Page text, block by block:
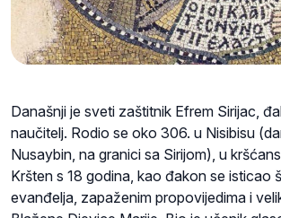
Današnji je sveti zaštitnik Efrem Sirijac,
naučitelj. Rodio se oko 306. u Nisibisu
Nusaybin, na granici sa Sirijom), u
Kršten s 18 godina, kao đakon se isticao
evanđelja, zapaženim propovijedima i